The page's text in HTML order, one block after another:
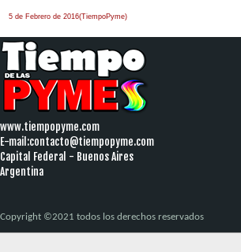
5 de Febrero de 2016(TiempoPyme)
www.tiempopyme.com
E-mail:contacto@tiempopyme.com
Capital Federal - Buenos Aires
Argentina
Copyright ©2021 todos los derechos reservados